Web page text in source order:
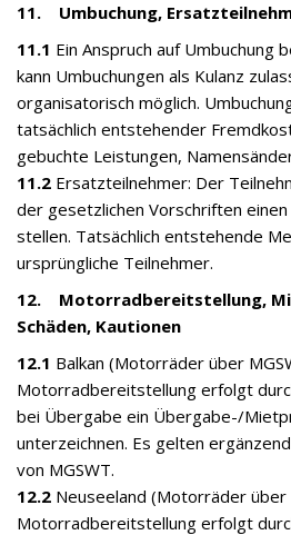
11. Umbuchung,
11.1 Ein Anspruch auf Umbuchung
kann Umbuchungen als Kulanz
organisatorisch möglich.
tatsächlich entstehender
gebuchte Leistungen,
11.2 Ersatzteilnehmer: Der
der gesetzlichen Vorschriften
stellen. Tatsächlich entstehende
ursprüngliche Teilnehmer.
12. Motorradbereitstellung,
Schäden, Kautionen
12.1 Balkan (Motorräder über
Motorradbereitstellung erfolgt
bei Übergabe ein Übergabe-/
unterzeichnen. Es gelten
von MGSWT.
12.2 Neuseeland (Motorräder
Motorradbereitstellung erfolgt